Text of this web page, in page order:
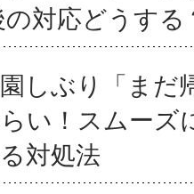
対応どうする
しぶり「まだ
い！スムーズ
対処法